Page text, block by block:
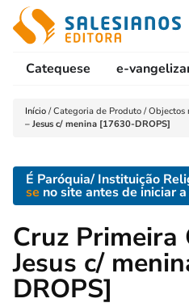
Catequese e-
Início /Categoria de Produto /Objectos
– Jesus c/ menina [17630-DROPS]
É Paróquia/ Instituição
se no site antes de iniciar
Cruz Primeira
Jesus c/
DROPS]